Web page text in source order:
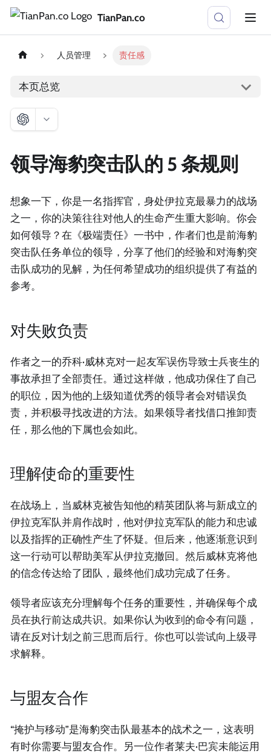
TianPan.co
人员管理 责任感
本页总览
领导海豹突击队的 5 条规则
想象一下，你是一名指挥官，身处伊拉克最暴力的战场
之一，你的决策往往对他人的生命产生重大影响。你会
如何领导？在《极端责任》一书中，作者们也是前海豹
突击队任务单位的领导，分享了他们的经验和对海豹突
击队成功的见解，为任何希望成功的组织提供了有益的
参考。
对失败负责
作者之一的乔科·威林克对一起友军误伤导致士兵丧生的
事故承担了全部责任。通过这样做，他成功保住了自己
的职位，因为他的上级知道优秀的领导者会对错误负
责，并积极寻找改进的方法。如果领导者找借口推卸责
任，那么他的下属也会如此。
理解使命的重要性
在战场上，当威林克被告知他的精英团队将与新成立的
伊拉克军队并肩作战时，他对伊拉克军队的能力和忠诚
以及指挥的正确性产生了怀疑。但后来，他逐渐意识到
这一行动可以帮助美军从伊拉克撤回。然后威林克将他
的信念传达给了团队，最终他们成功完成了任务。
领导者应该充分理解每个任务的重要性，并确保每个成
员在执行前达成共识。如果你认为收到的命令有问题，
请在反对计划之前三思而后行。你也可以尝试向上级寻
求解释。
与盟友合作
“掩护与移动”是海豹突击队最基本的战术之一，这表明
有时你需要与盟友合作。另一位作者莱夫·巴宾未能运用